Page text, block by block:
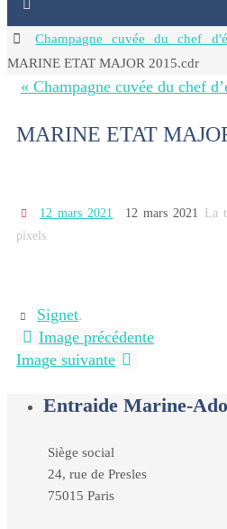
HomeChampagne cuvée du chef
MARINE ETAT MAJOR 2015.cdr
« Champagne cuvée du chef
MARINE ETAT
12 mars 2021 12 mars 2021 La
pixels
Signet.
Image précédente
Image suivante
Entraide Marine-
Siège social
24, rue de Presles
75015 Paris